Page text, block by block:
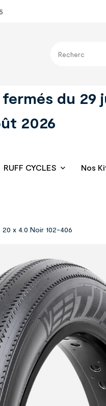
du 29
2026
RUFF CYCLES Nos
20 x 4.0 Noir 102-406